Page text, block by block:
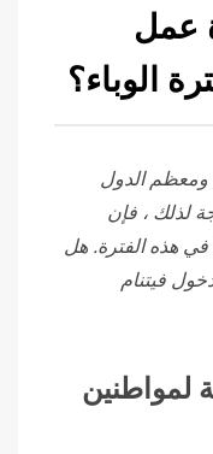
عمل
الوباء؟
، ومعظم الدول
لذلك ، فإن
هذه الفترة. هل
فيتنام
لمواطنين